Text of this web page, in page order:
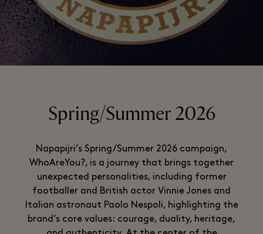
Spring/Summer 2026
Napapijri’s Spring/Summer 2026 campaign,
WhoAreYou?, is a journey that brings together
unexpected personalities, including former
footballer and British actor Vinnie Jones and
Italian astronaut Paolo Nespoli, highlighting the
brand’s core values: courage, duality, heritage,